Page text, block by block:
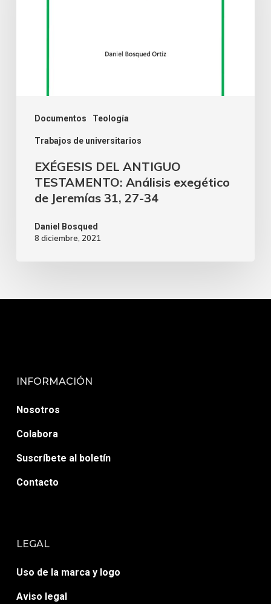
Documentos Teología
Trabajos de universitarios
EXÉGESIS DEL ANTIGUO
TESTAMENTO: Análisis exegético
de Jeremías 31, 27-34
Daniel Bosqued
8 diciembre, 2021
INFORMACIÓN
Nosotros
Colabora
Suscríbete al boletín
Contacto
LEGAL
Uso de la marca y logo
Aviso legal